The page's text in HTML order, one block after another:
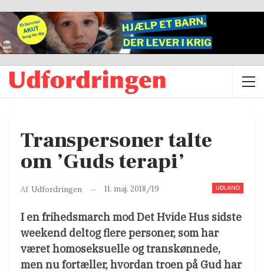
Transpersoner talte
om ’Guds terapi’
UDLAND
Af Udfordringen 11. maj. 2018/19
I en frihedsmarch mod Det Hvide Hus sidste
weekend deltog flere personer, som har
været homoseksuelle og transkønnede,
men nu fortæller, hvordan troen på Gud har